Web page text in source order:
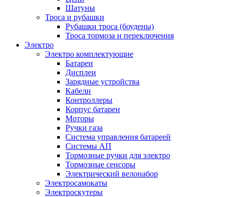
Шатуны
Троса и рубашки
Рубашки троса (боудены)
Троса тормоза и переключения
Электро
Электро комплектующие
Батареи
Дисплеи
Зарядные устройства
Кабели
Контроллеры
Корпус батареи
Моторы
Ручки газа
Система управления батареей
Системы АП
Тормозные ручки для электро
Тормозные сенсоры
Электрический велонабор
Электросамокаты
Электроскутеры